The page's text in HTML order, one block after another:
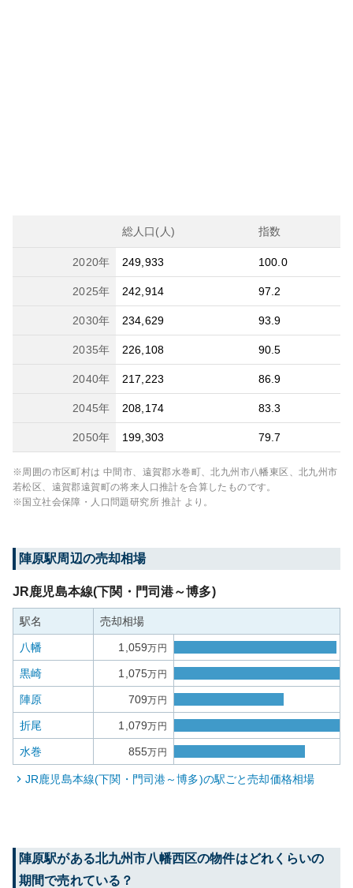
総人口(人) 指数
2020年 249,933 100.0
2025年 242,914 97.2
2030年 234,629 93.9
2035年 226,108 90.5
2040年 217,223 86.9
2045年 208,174 83.3
2050年 199,303 79.7
※周囲の市区町村は 中間市、遠賀郡水巻町、北九州市八幡東区、北九州市
若松区、遠賀郡遠賀町の将来人口推計を合算したものです。
※国立社会保障・人口問題研究所 推計 より。
陣原駅周辺の売却相場
JR鹿児島本線(下関・門司港～博多)
駅名 売却相場
八幡 1,059万円
黒崎 1,075万円
陣原 709万円
折尾 1,079万円
水巻 855万円
JR鹿児島本線(下関・門司港～博多)の駅ごと売却価格相場
陣原駅がある北九州市八幡西区の物件はどれくらいの
期間で売れている？